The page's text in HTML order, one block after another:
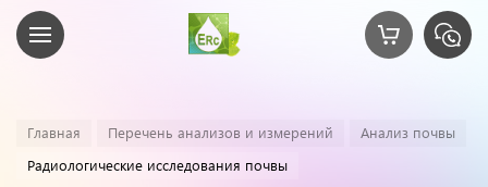
Главная Перечень анализов и измерений
Анализ почвы
Радиологические исследования почвы